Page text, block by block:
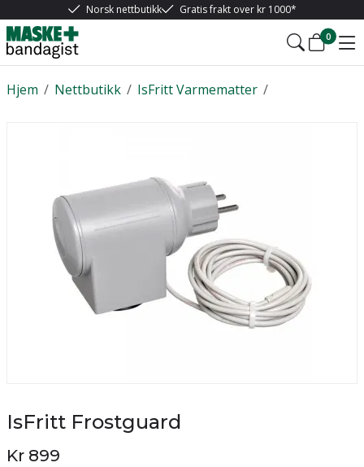
Norsk nettbutikk Gratis frakt over kr 1000*
0
/
Hjem /
Nettbutikk /
IsFritt Varmematter
IsFritt Frostguard
Kr 899